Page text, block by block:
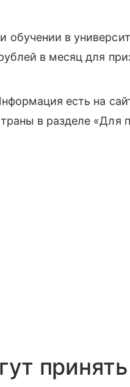
в
в месяц для
есть на
в разделе «Для